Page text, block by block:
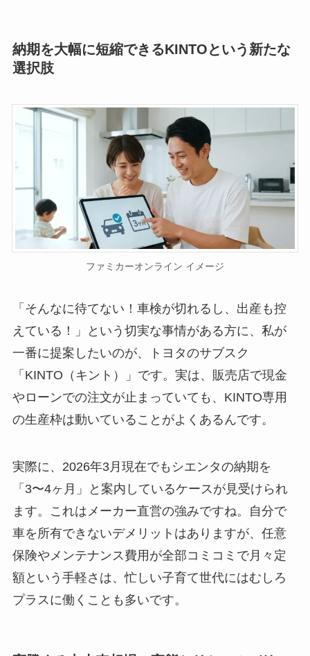
納期を大幅に短縮できるKINTOという新たな
選択肢
ファミカーオンライン イメージ
「そんなに待てない！車検が切れるし、出産も控
えている！」という切実な事情がある方に、私が
一番に提案したいのが、トヨタのサブスク
「KINTO（キント）」です。実は、販売店で現金
やローンでの注文が止まっていても、KINTO専用
の生産枠は動いていることがよくあるんです。
実際に、2026年3月現在でもシエンタの納期を
「3〜4ヶ月」と案内しているケースが見受けられ
ます。これはメーカー直営の強みですね。自分で
車を所有できないデメリットはありますが、任意
保険やメンテナンス費用が全部コミコミで月々定
額という手軽さは、忙しい子育て世代にはむしろ
プラスに働くことも多いです。